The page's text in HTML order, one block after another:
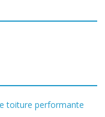
toiture performante